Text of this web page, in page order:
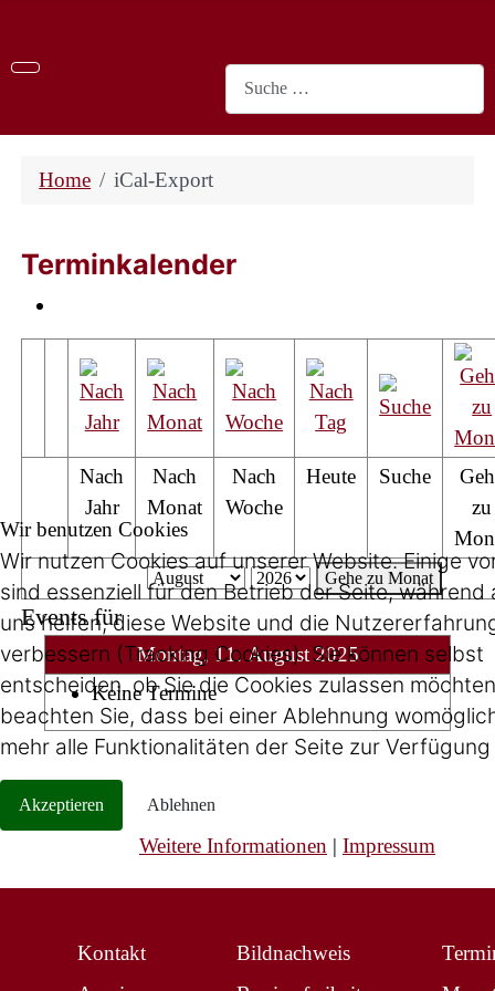
Suchen
Home iCal-Export
Terminkalender
Nach
Jahr
Nach
Monat
Nach
Woche
Heute Suche
zu
Gehe zu Monat
Events für
Montag, 11. August 2025
Keine Termine
Kontakt
Bildnachweis
Wir benutzen Cookies
Wir nutzen Cookies auf unserer Website. Einige
sind essenziell für den Betrieb der Seite, während
uns helfen, diese Website und die
verbessern (Tracking Cookies). Sie können selbst
entscheiden, ob Sie die Cookies zulassen
beachten Sie, dass bei einer Ablehnung
mehr alle Funktionalitäten der Seite zur
Akzeptieren Ablehnen
Weitere Informationen | Impressum